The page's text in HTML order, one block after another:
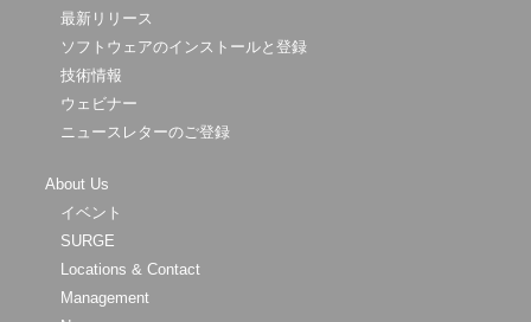
最新リリース
ソフトウェアのインストールと登録
技術情報
ウェビナー
ニュースレターのご登録
About Us
イベント
SURGE
Locations & Contact
Management